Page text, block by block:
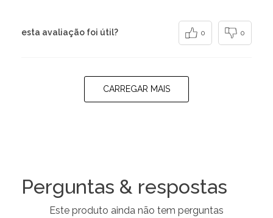
esta avaliação foi útil? 0 0
CARREGAR MAIS
Perguntas & respostas
Este produto ainda não tem perguntas